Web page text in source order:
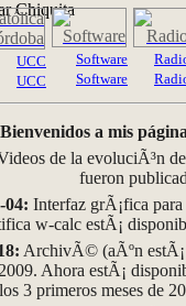
UCC
UCC
Software
Software
Bienvenidos a mis
de la evoluciÃ³n
fueron
04: Interfaz grÃ¡fica
w-calc estÃ¡
ArchivÃ© (aÃºn
Ahora estÃ¡
los 3 primeros meses de